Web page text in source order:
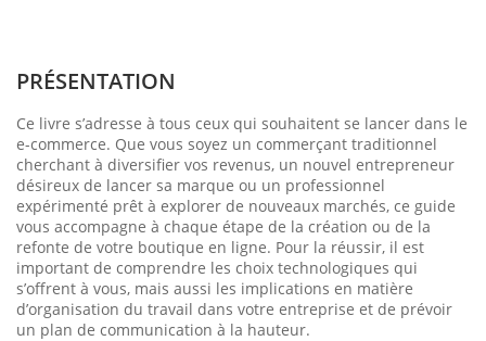
PRÉSENTATION
Ce livre s’adresse à tous ceux qui souhaitent se lancer dans le
e-commerce. Que vous soyez un commerçant traditionnel
cher­chant à diversifier vos revenus, un nouvel entrepreneur
désireux de lancer sa marque ou un profes­sionnel
expérimenté prêt à explo­rer de nouveaux marchés, ce guide
vous accompagne à chaque étape de la création ou de la
refonte de votre boutique en ligne. Pour la réussir, il est
important de com­prendre les choix technologiques qui
s’offrent à vous, mais aussi les implications en matière
d’organisation du travail dans votre entre­prise et de prévoir
un plan de communication à la hauteur.